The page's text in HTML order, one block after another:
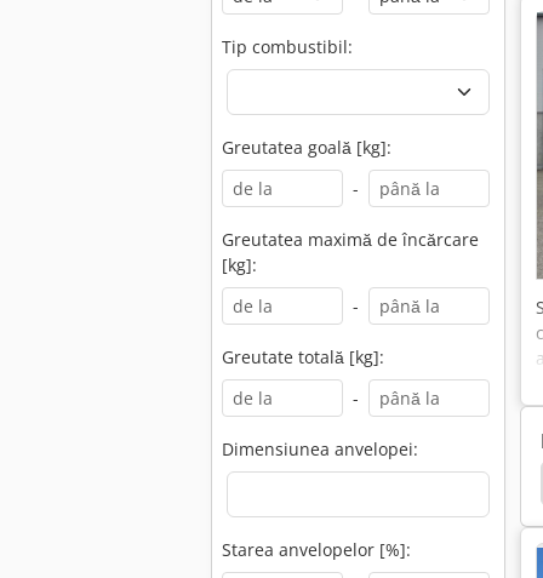
Tip combustibil:
Greutatea goală [kg]:
-
Greutatea maximă de încărcare
[kg]:
-
Greutate totală [kg]:
-
Dimensiunea anvelopei:
Starea anvelopelor [%]:
Renault Premium Volvo Fh